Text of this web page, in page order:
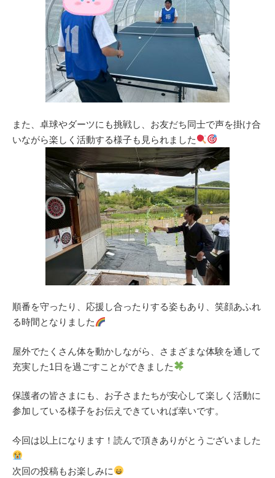
また、卓球やダーツにも挑戦し、お友だち同士で声を掛け合
いながら楽しく活動する様子も見られました
順番を守ったり、応援し合ったりする姿もあり、笑顔あふれ
る時間となりました
屋外でたくさん体を動かしながら、さまざまな体験を通して
充実した1日を過ごすことができました
保護者の皆さまにも、お子さまたちが安心して楽しく活動に
参加している様子をお伝えできていれば幸いです。
今回は以上になります！読んで頂きありがとうございました
次回の投稿もお楽しみに